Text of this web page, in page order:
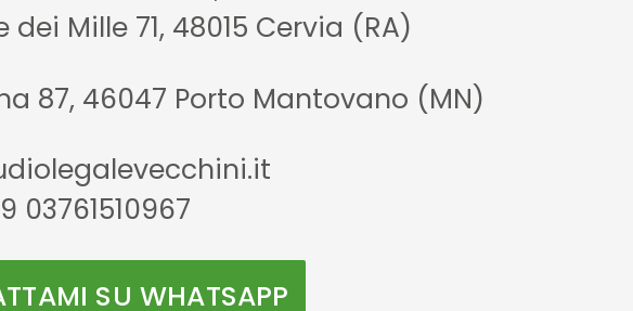
Mille 71, 48015 Cervia (RA)
87, 46047 Porto Mantovano (MN)
03761510967
SU WHATSAPP